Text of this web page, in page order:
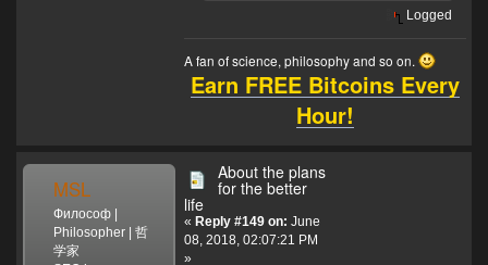
Logged
A fan of science, philosophy and so on.
Earn FREE Bitcoins Every
Hour!
MSL
Философ |
Philosopher | 哲
学家
About the plans
for the better
life
« Reply #149 on: June
08, 2018, 02:07:21 PM
»